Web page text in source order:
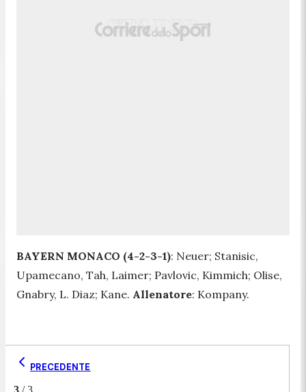
BAYERN MONACO (4-2-3-1): Neuer; Stanisic,
Upamecano, Tah, Laimer; Pavlovic, Kimmich; Olise,
Gnabry, L. Diaz; Kane. Allenatore: Kompany.
PRECEDENTE
3 / 3